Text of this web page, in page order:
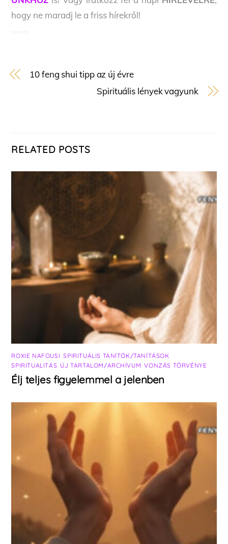
hogy ne maradj le a friss hírekről!
10 feng shui tipp az új évre
Spirituális lények vagyunk
RELATED POSTS
ROXIE NAFOUSI ,SPIRITUÁLIS TANÍTÓK/TANÍTÁSOK
SPIRITUALITÁS ÚJ TARTALOM/ARCHÍVUM ,VONZÁS TÖRVÉNYE
Élj teljes figyelemmel a jelenben